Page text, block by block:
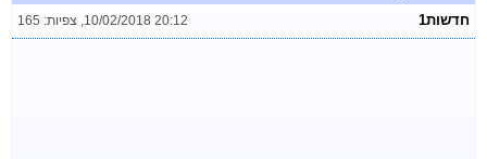
חדשות1 10/02/2018 20:12
, צפיות: 165